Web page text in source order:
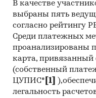
Минпромторгом,
службой для
политики,
применительно
производству,
продукции,
таможенным
субсидиям и
В качестве
выбраны пять
согласно рейтингу
Среди платежных
проанализированы
карта,
(собственный
ЦУПИС* [1]
легальность